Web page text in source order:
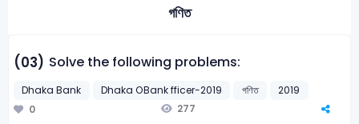
গণিত
(03) Solve the following problems:
Dhaka Bank Dhaka OBank fficer-2019 গণিত
2019
0
277